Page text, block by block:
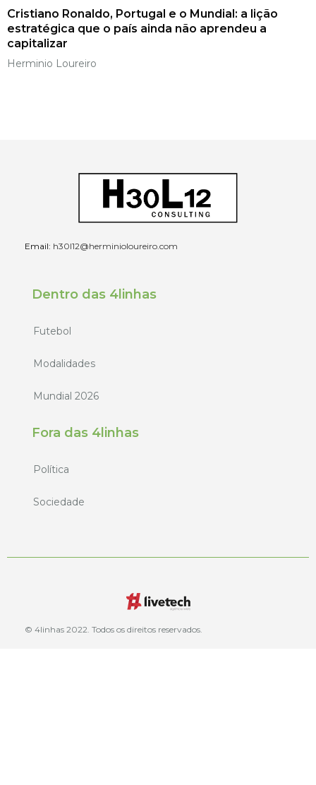
Cristiano Ronaldo, Portugal e o Mundial: a lição
estratégica que o país ainda não aprendeu a
capitalizar
Herminio Loureiro
Email: h30l12@herminioloureiro.com
Dentro das 4linhas
Futebol
Modalidades
Mundial 2026
Fora das 4linhas
Política
Sociedade
© 4linhas 2022. Todos os direitos reservados.